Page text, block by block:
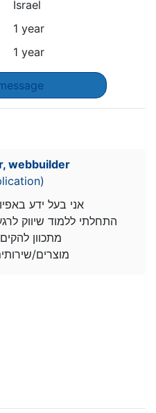
Israel
1 year
1 year
webbuilder
אני בעל ידע
התחלתי ללמוד שיווק
מתכוון
מוצרים/